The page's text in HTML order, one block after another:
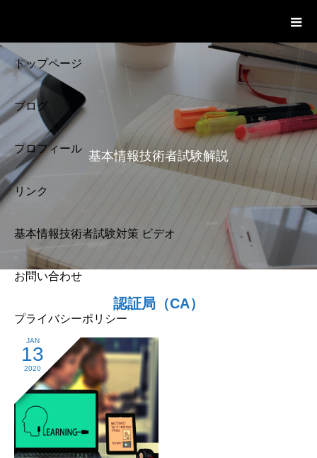
トップページ
ブログ
プロフィール
リンク
基本情報技術者試験対策 ビデオ
お問い合わせ
プライバシーポリシー
基本情報技術者試験解説
認証局（CA）
JAN
13
2020